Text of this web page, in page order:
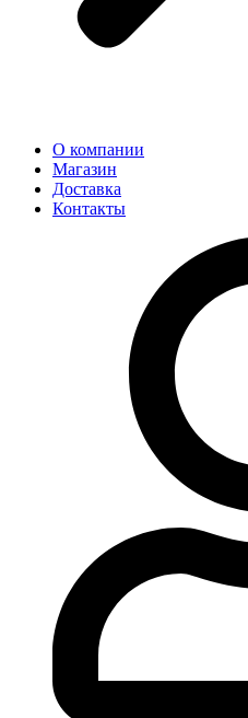
О компании
Магазин
Доставка
Контакты